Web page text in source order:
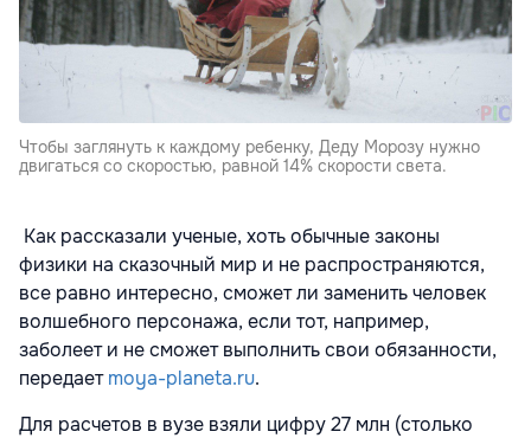
Чтобы заглянуть к каждому ребенку, Деду Морозу нужно
двигаться со скоростью, равной 14% скорости света.
Как рассказали ученые, хоть обычные законы
физики на сказочный мир и не распространяются,
все равно интересно, сможет ли заменить человек
волшебного персонажа, если тот, например,
заболеет и не сможет выполнить свои обязанности,
передаетmoya-planeta.ru.
Для расчетов в вузе взяли цифру 27 млн (столько